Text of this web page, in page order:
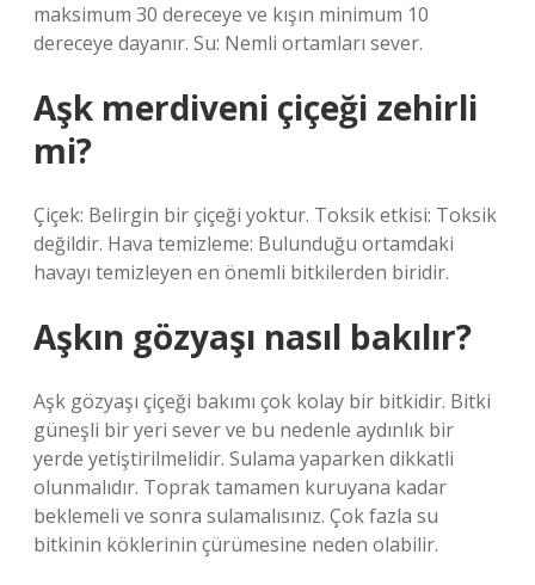
maksimum 30 dereceye ve kışın minimum 10
dereceye dayanır. Su: Nemli ortamları sever.
Aşk merdiveni çiçeği zehirli
mi?
Çiçek: Belirgin bir çiçeği yoktur. Toksik etkisi: Toksik
değildir. Hava temizleme: Bulunduğu ortamdaki
havayı temizleyen en önemli bitkilerden biridir.
Aşkın gözyaşı nasıl bakılır?
Aşk gözyaşı çiçeği bakımı çok kolay bir bitkidir. Bitki
güneşli bir yeri sever ve bu nedenle aydınlık bir
yerde yetiştirilmelidir. Sulama yaparken dikkatli
olunmalıdır. Toprak tamamen kuruyana kadar
beklemeli ve sonra sulamalısınız. Çok fazla su
bitkinin köklerinin çürümesine neden olabilir.